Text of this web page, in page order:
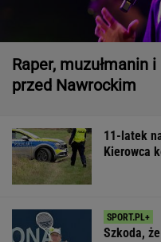
Raper, muzułmanin
przed Nawrockim
11-latek
Kierowca
Szkoda,